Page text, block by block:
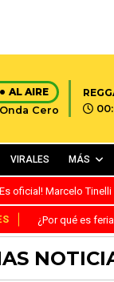
AL AIRE
Onda Cero
VIRALES MÁS
oficial! Marcelo
¿Por qué es